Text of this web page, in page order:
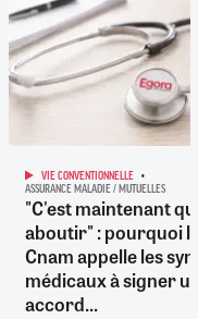
VIE CONVENTIONNELLE
ASSURANCE MALADIE / MUTUELLES
"C'est maintenant
aboutir" : pourquoi
Cnam appelle les
médicaux à signer
accord...